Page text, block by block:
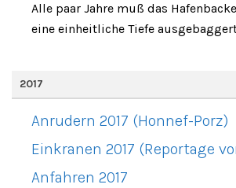
Alle paar Jahre muß das
eine einheitliche Tiefe
2017
Anrudern 2017 (Honnef-Porz)
Einkranen 2017 (Reportage
Anfahren 2017